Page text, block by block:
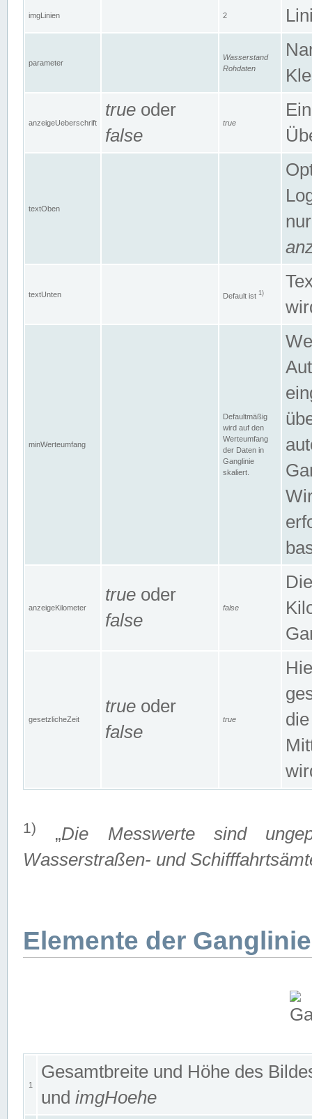
imgLinien 2
parameter
Wasserstand
Rohdaten
anzeigeUeberschrift
true oder
false
true
textOben
textUnten Default ist 1)
minWerteumfang
Defaultmäßig
wird auf den
Werteumfang
der Daten in
Ganglinie
skaliert.
anzeigeKilometer
true oder
false
false
gesetzlicheZeit
true oder
false
true
1) „Die Messwerte sind
Wasserstraßen- und
Elemente der
1
Gesamtbreite und Höhe des
und imgHoehe